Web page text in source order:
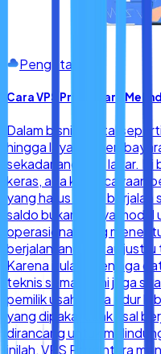
Pengetahuan